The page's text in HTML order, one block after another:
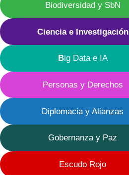
Biodiversidad y SbN
Ciencia e Investigación
Big Data e IA
Personas y Derechos
Diplomacia y Alianzas
Gobernanza y Paz
Escudo Rojo